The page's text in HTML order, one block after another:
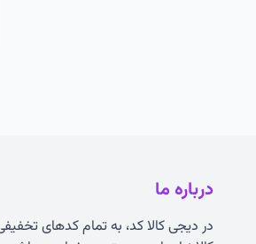
درباره ما
در دیجی کالا کد، به تمام کدهای